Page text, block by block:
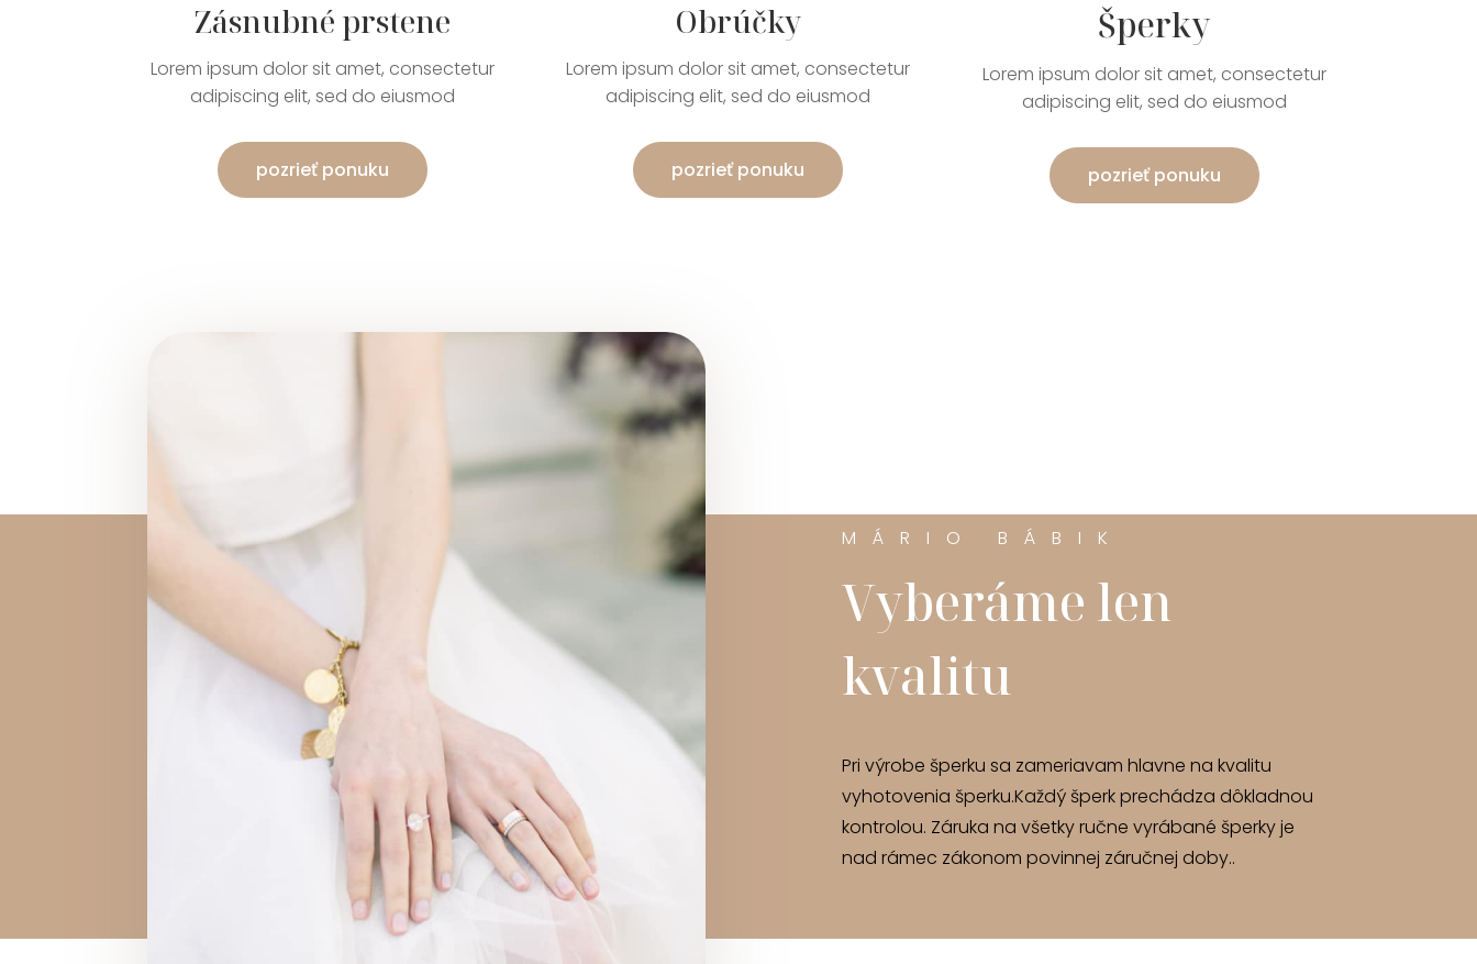
Zásnubné prstene
Lorem ipsum dolor sit amet, consectetur
adipiscing elit, sed do eiusmod
pozrieť ponuku
Obrúčky
Lorem ipsum dolor sit amet, consectetur
adipiscing elit, sed do eiusmod
pozrieť ponuku
Šperky
Lorem ipsum dolor sit amet, consectetur
adipiscing elit, sed do eiusmod
pozrieť ponuku
MÁRIO BÁBIK
Vyberáme len
kvalitu
Pri výrobe šperku sa zameriavam hlavne na kvalitu
vyhotovenia šperku.Každý šperk prechádza dôkladnou
kontrolou. Záruka na všetky ručne vyrábané šperky je
nad rámec zákonom povinnej záručnej doby..